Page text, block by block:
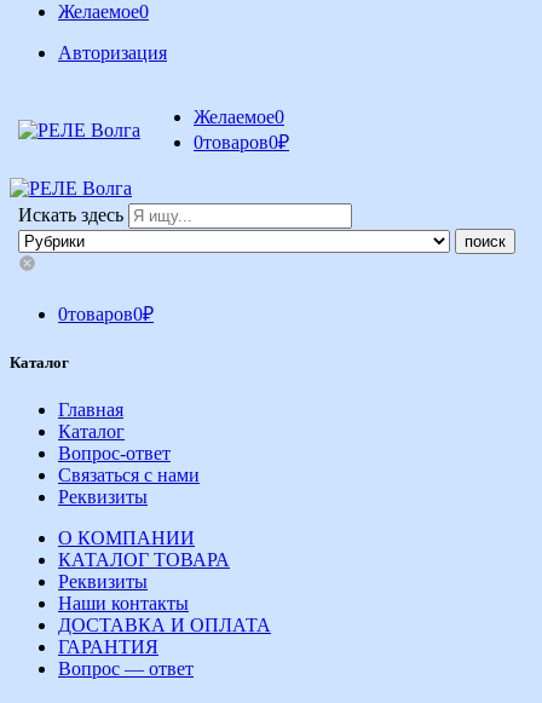
Желаемое0
Авторизация
Желаемое0
0товаров0₽
Искать здесь
0товаров0₽
Каталог
Главная
Каталог
Вопрос-ответ
Связаться с нами
Реквизиты
О КОМПАНИИ
КАТАЛОГ ТОВАРА
Реквизиты
Наши контакты
ДОСТАВКА И ОПЛАТА
ГАРАНТИЯ
Вопрос — ответ